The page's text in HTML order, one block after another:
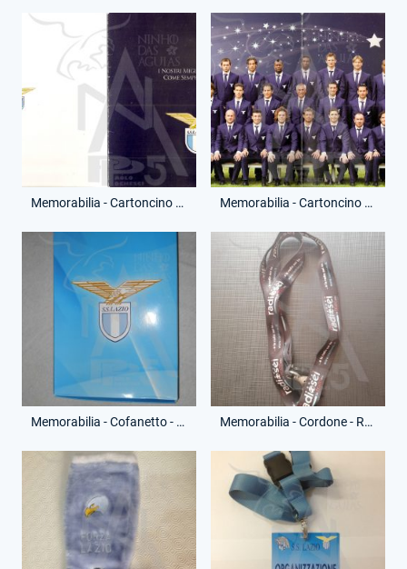
Memorabilia - Cartoncino Auguri - Nuovo Anno - (Esterno) Memorabilia - Cartoncino Auguri - Nuovo Anno - (Interno)
Memorabilia - Cofanetto - Primi 12 Numeri Lazio Style Magazine Memorabilia - Cordone - RadioSei